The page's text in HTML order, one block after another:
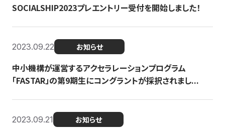
SOCIALSHIP2023プレエントリー受付を開始しました！
2023.09.22 お知らせ
中小機構が運営するアクセラレーションプログラム
「FASTAR」の第9期生にコングラントが採択されまし...
2023.09.21 お知らせ